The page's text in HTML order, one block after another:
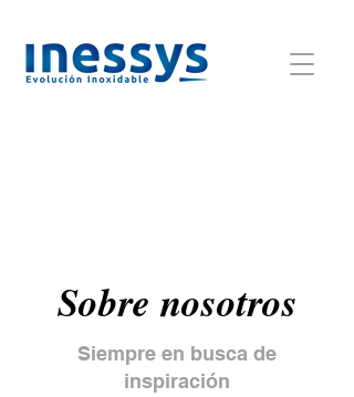
Sobre nosotros
Siempre en busca de
inspiración